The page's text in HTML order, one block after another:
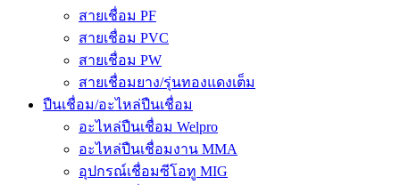
สายเชื่อม PF
สายเชื่อม PVC
สายเชื่อม PW
สายเชื่อมยาง/รุ่นทองแดงเต็ม
ปืนเชื่อม/อะไหล่ปืนเชื่อม
อะไหล่ปืนเชื่อม Welpro
อะไหล่ปืนเชื่อมงาน MMA
อุปกรณ์เชื่อมซีโอทู MIG